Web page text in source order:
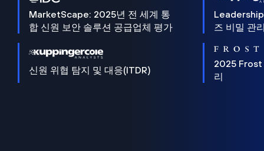
MarketScape: 2025년 전 세계 통
합 신원 보안 솔루션 공급업체 평가
즈 비밀 관
신원 위협 탐지 및 대응(ITDR)
2025 Frost
리